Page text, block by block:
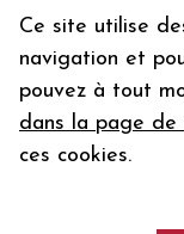
Ce site utilise
navigation et
pouvez à tout
dans la page de
ces cookies.
Votre
email
En